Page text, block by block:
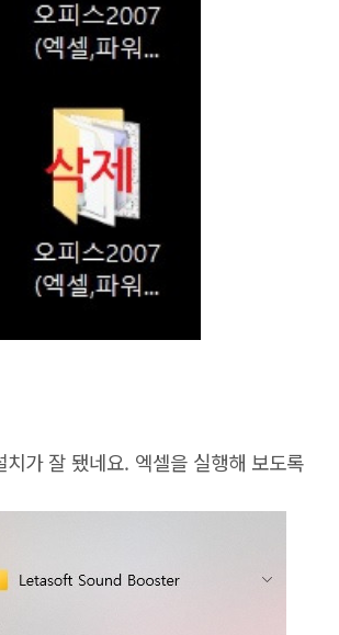
치가 잘 됐네요. 엑셀을 실행해 보도록